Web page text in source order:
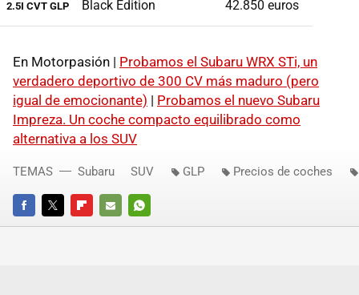
2.5I CVT GLP Black Edition 42.850 euros
En Motorpasión | Probamos el Subaru WRX STi, un
verdadero deportivo de 300 CV más maduro (pero
igual de emocionante) | Probamos el nuevo Subaru
Impreza. Un coche compacto equilibrado como
alternativa a los SUV
FACEBOOKTWITTERFLIPBOARD
E-
WHATSAPP
TEMAS Subaru SUV GLP Precios de coches